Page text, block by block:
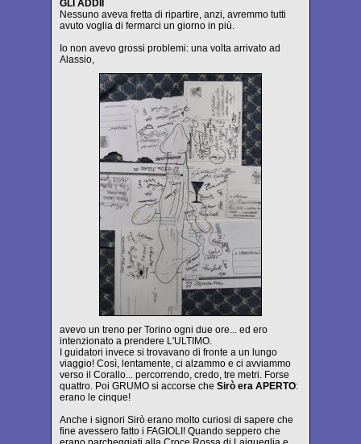
GLI ADDII
Nessuno aveva fretta di ripartire, anzi, avremmo tutti
avuto voglia di fermarci un giorno in più.
Io non avevo grossi problemi: una volta arrivato ad
Alassio,
avevo un treno per Torino ogni due ore... ed ero
intenzionato a prendere L'ULTIMO.
I guidatori invece si trovavano di fronte a un lungo
viaggio! Così, lentamente, ci alzammo e ci avviammo
verso il Corallo... percorrendo, credo, tre metri. Forse
quattro. Poi GRUMO si accorse che Sirò era APERTO:
erano le cinque!
Anche i signori Sirò erano molto curiosi di sapere che
fine avessero fatto i FAGIOLI! Quando seppero che